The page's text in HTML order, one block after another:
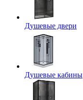
Душевые двери
Душевые кабины